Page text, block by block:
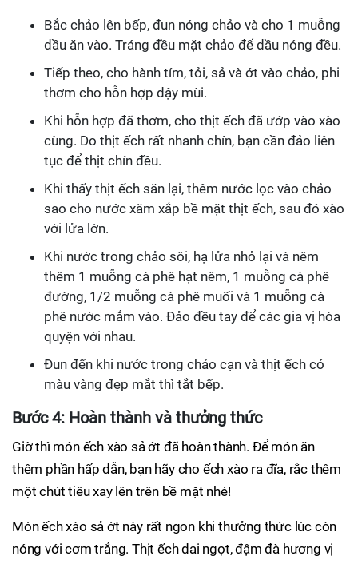
Bắc chảo lên bếp, đun nóng chảo và cho 1 muỗng
dầu ăn vào. Tráng đều mặt chảo để dầu nóng đều.
Tiếp theo, cho hành tím, tỏi, sả và ớt vào chảo, phi
thơm cho hỗn hợp dậy mùi.
Khi hỗn hợp đã thơm, cho thịt ếch đã ướp vào xào
cùng. Do thịt ếch rất nhanh chín, bạn cần đảo liên
tục để thịt chín đều.
Khi thấy thịt ếch săn lại, thêm nước lọc vào chảo
sao cho nước xăm xắp bề mặt thịt ếch, sau đó xào
với lửa lớn.
Khi nước trong chảo sôi, hạ lửa nhỏ lại và nêm
thêm 1 muỗng cà phê hạt nêm, 1 muỗng cà phê
đường, 1/2 muỗng cà phê muối và 1 muỗng cà
phê nước mắm vào. Đảo đều tay để các gia vị hòa
quyện với nhau.
Đun đến khi nước trong chảo cạn và thịt ếch có
màu vàng đẹp mắt thì tắt bếp.
Bước 4: Hoàn thành và thưởng thức
Giờ thì món ếch xào sả ớt đã hoàn thành. Để món ăn
thêm phần hấp dẫn, bạn hãy cho ếch xào ra đĩa, rắc thêm
một chút tiêu xay lên trên bề mặt nhé!
Món ếch xào sả ớt này rất ngon khi thưởng thức lúc còn
nóng với cơm trắng. Thịt ếch dai ngọt, đậm đà hương vị